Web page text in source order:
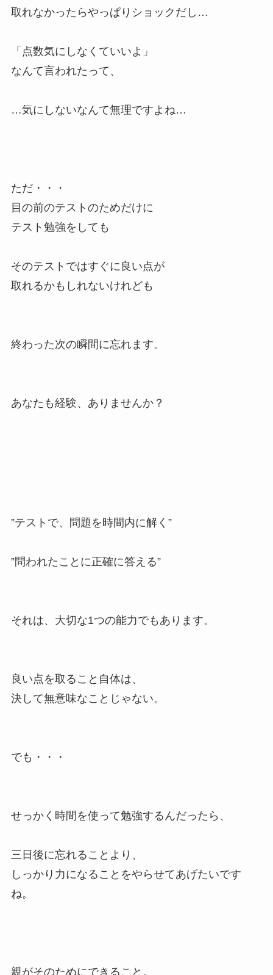
取れなかったらやっぱりショックだし…
「点数気にしなくていいよ」
なんて言われたって、
…気にしないなんて無理ですよね…
ただ・・・
目の前のテストのためだけに
テスト勉強をしても
そのテストではすぐに良い点が
取れるかもしれないけれども
終わった次の瞬間に忘れます。
あなたも経験、ありませんか？
”テストで、問題を時間内に解く”
”問われたことに正確に答える”
それは、大切な1つの能力でもあります。
良い点を取ること自体は、
決して無意味なことじゃない。
でも・・・
せっかく時間を使って勉強するんだったら、
三日後に忘れることより、
しっかり力になることをやらせてあげたいです
ね。
親がそのためにできること。